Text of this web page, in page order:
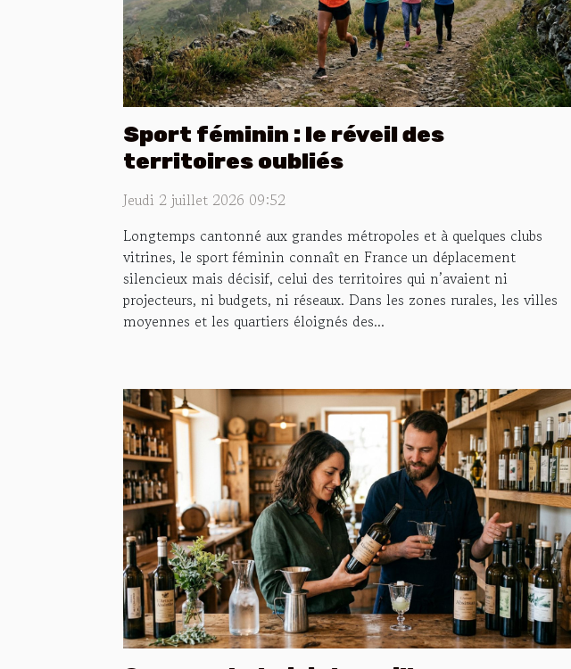
Sport féminin : le réveil des
territoires oubliés
Jeudi 2 juillet 2026 09:52
Longtemps cantonné aux grandes métropoles et à quelques clubs
vitrines, le sport féminin connaît en France un déplacement
silencieux mais décisif, celui des territoires qui n’avaient ni
projecteurs, ni budgets, ni réseaux. Dans les zones rurales, les villes
moyennes et les quartiers éloignés des...